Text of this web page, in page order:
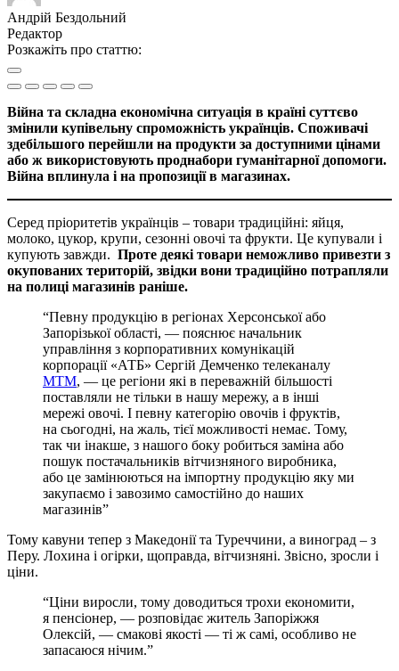
Андрій Бездольний
Редактор
Розкажіть про статтю:
Війна та складна економічна ситуація в країні суттєво
змінили купівельну спроможність українців. Споживачі
здебільшого перейшли на продукти за доступними цінами
або ж використовують проднабори гуманітарної допомоги.
Війна вплинула і на пропозиції в магазинах.
Серед пріоритетів українців – товари традиційні: яйця,
молоко, цукор, крупи, сезонні овочі та фрукти. Це купували і
купують завжди. Проте деякі товари неможливо привезти з
окупованих територій, звідки вони традиційно потрапляли
на полиці магазинів раніше.
“Певну продукцію в регіонах Херсонської або
Запорізької області, — пояснює начальник
управління з корпоративних комунікацій
корпорації «АТБ» Сергій Демченко телеканалу
МТМ, — це регіони які в переважній більшості
поставляли не тільки в нашу мережу, а в інші
мережі овочі. І певну категорію овочів і фруктів,
на сьогодні, на жаль, тієї можливості немає. Тому,
так чи інакше, з нашого боку робиться заміна або
пошук постачальників вітчизняного виробника,
або це замінюються на імпортну продукцію яку ми
закупаємо і завозимо самостійно до наших
магазинів”
Тому кавуни тепер з Македонії та Туреччини, а виноград – з
Перу. Лохина і огірки, щоправда, вітчизняні. Звісно, зросли і
ціни.
“Ціни виросли, тому доводиться трохи економити,
я пенсіонер, — розповідає житель Запоріжжя
Олексій, — смакові якості — ті ж самі, особливо не
запасаюся нічим.”